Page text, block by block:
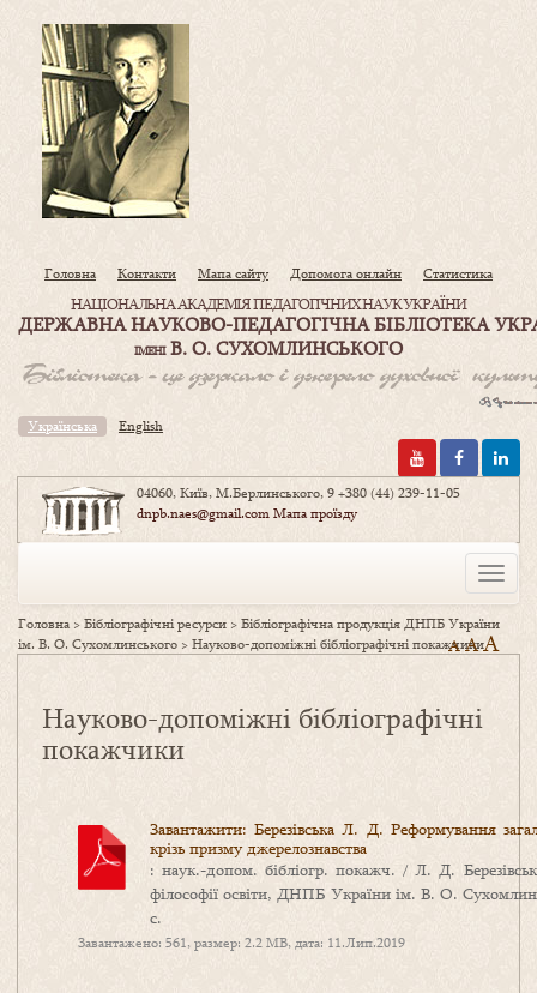
Головна Контакти Мапа сайту Допомога онлайн Статистика
НАЦІОНАЛЬНА АКАДЕМІЯ ПЕДАГОГІЧНИХ НАУК УКРАЇНИ
ДЕРЖАВНА НАУКОВО-ПЕДАГОГІЧНА БІБЛІОТЕКА
ІМЕНІВ. О. СУХОМЛИНСЬКОГО
Українська English
04060, Київ, М.Берлинського, 9+380 (44) 239-11-05
dnpb.naes@gmail.comМапа проїзду
Toggle
Головна >Бібліографічні ресурси >Бібліографічна продукція ДНПБ України
ім. В. О. Сухомлинського >Науково-допоміжні бібліографічні покажчики
A AA
Науково-допоміжні бібліографічні
покажчики
Завантажити: Березівська Л. Д. Реформування
крізь призму джерелознавства
: наук.-допом. бібліогр. покажч. / Л. Д.
філософії освіти, ДНПБ України ім. В. О.
с.
Завантажено: 561, размер: 2.2 MB, дата: 11.Лип.2019